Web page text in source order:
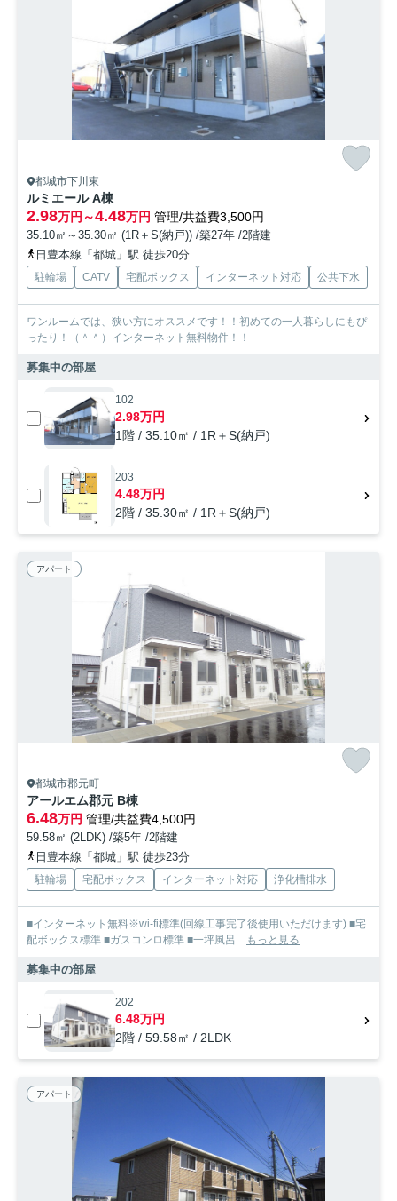
都城市下川東
ルミエール A棟
2.98万円～4.48万円 管理/共益費3,500円
35.10㎡～35.30㎡ (1R＋S(納戸)) /築27年 /2階建
日豊本線「都城」駅 徒歩20分
駐輪場 CATV 宅配ボックス インターネット対応 公共下水
ワンルームでは、狭い方にオススメです！！初めての一人暮らしにもぴ
ったり！（＾＾）インターネット無料物件！！
募集中の部屋
102
2.98万円
1階 / 35.10㎡ / 1R＋S(納戸)
203
4.48万円
2階 / 35.30㎡ / 1R＋S(納戸)
アパート
都城市郡元町
アールエム郡元 B棟
6.48万円 管理/共益費4,500円
59.58㎡ (2LDK) /築5年 /2階建
日豊本線「都城」駅 徒歩23分
駐輪場 宅配ボックス インターネット対応 浄化槽排水
■インターネット無料※wi-fi標準(回線工事完了後使用いただけます) ■宅
配ボックス標準 ■ガスコンロ標準 ■一坪風呂... もっと見る
募集中の部屋
202
6.48万円
2階 / 59.58㎡ / 2LDK
アパート